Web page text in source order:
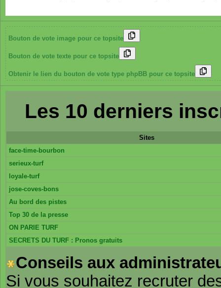
Bouton de vote image pour ce topsite
Bouton de vote texte pour ce topsite
Obtenir le lien du bouton de vote type phpBB pour ce topsite
Les 10 derniers
Sites
face-time-bourbon
serieux-turf
loyale-turf
jose-coves-bons
Au bord des pistes
Top 30 de la presse
ON PARIE TURF
SECRETS DU TURF : Pronos gratuits
Conseils aux
Si vous souhaitez recruter